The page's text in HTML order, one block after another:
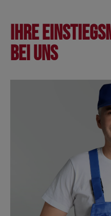
Ihre
bei uns